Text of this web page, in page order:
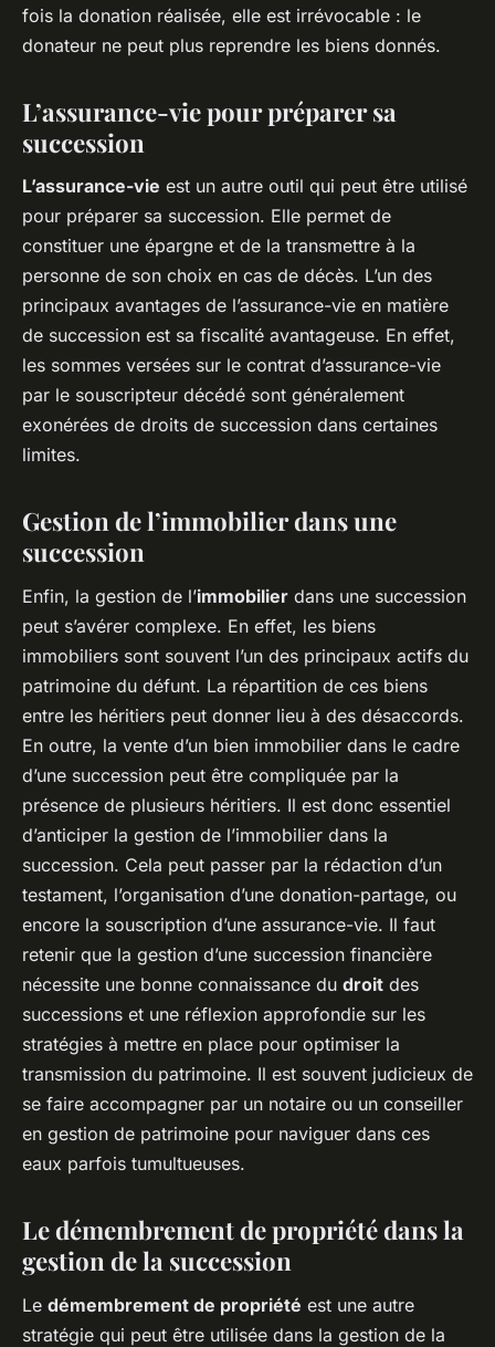
fois la donation réalisée, elle est irrévocable : le
donateur ne peut plus reprendre les biens donnés.
L’assurance-vie pour préparer sa
succession
L’assurance-vie est un autre outil qui peut être utilisé
pour préparer sa succession. Elle permet de
constituer une épargne et de la transmettre à la
personne de son choix en cas de décès. L’un des
principaux avantages de l’assurance-vie en matière
de succession est sa fiscalité avantageuse. En effet,
les sommes versées sur le contrat d’assurance-vie
par le souscripteur décédé sont généralement
exonérées de droits de succession dans certaines
limites.
Gestion de l’immobilier dans une
succession
Enfin, la gestion de l’immobilier dans une succession
peut s’avérer complexe. En effet, les biens
immobiliers sont souvent l’un des principaux actifs du
patrimoine du défunt. La répartition de ces biens
entre les héritiers peut donner lieu à des désaccords.
En outre, la vente d’un bien immobilier dans le cadre
d’une succession peut être compliquée par la
présence de plusieurs héritiers. Il est donc essentiel
d’anticiper la gestion de l’immobilier dans la
succession. Cela peut passer par la rédaction d’un
testament, l’organisation d’une donation-partage, ou
encore la souscription d’une assurance-vie. Il faut
retenir que la gestion d’une succession financière
nécessite une bonne connaissance du droit des
successions et une réflexion approfondie sur les
stratégies à mettre en place pour optimiser la
transmission du patrimoine. Il est souvent judicieux de
se faire accompagner par un notaire ou un conseiller
en gestion de patrimoine pour naviguer dans ces
eaux parfois tumultueuses.
Le démembrement de propriété dans la
gestion de la succession
Le démembrement de propriété est une autre
stratégie qui peut être utilisée dans la gestion de la